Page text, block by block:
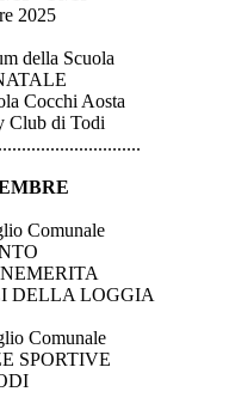
2025
della Scuola
Cocchi Aosta
Club di Todi
...............
Comunale
DELLA LOGGIA
Comunale
SPORTIVE